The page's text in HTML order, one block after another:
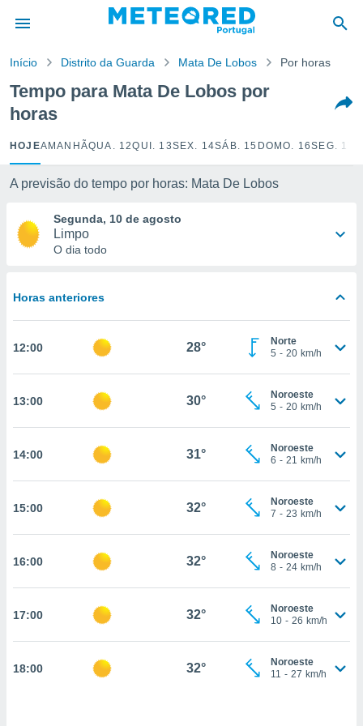
da
foi
para
fornecidas
a este
e
digital
ou
a nossa
ao
todos os
no
um perfil
CONTINUAR
Início Distrito da Guarda Mata De Lobos Por horas
Tempo para Mata De Lobos por
horas
HOJEAMANHÃQUA. 12QUI. 13SEX. 14SÁB. 15 DOMO. 16SEG. 17
A previsão do tempo por horas: Mata De Lobos
Segunda, 10 de agosto
Limpo
O dia todo
Horas anteriores
12:00 28°
Norte
5 - 20 km/h
13:00 30°
Noroeste
5 - 20 km/h
14:00 31°
Noroeste
6 - 21 km/h
15:00 32°
Noroeste
7 - 23 km/h
16:00 32°
Noroeste
8 - 24 km/h
17:00 32°
Noroeste
10 - 26 km/h
18:00 32°
Noroeste
11 - 27 km/h